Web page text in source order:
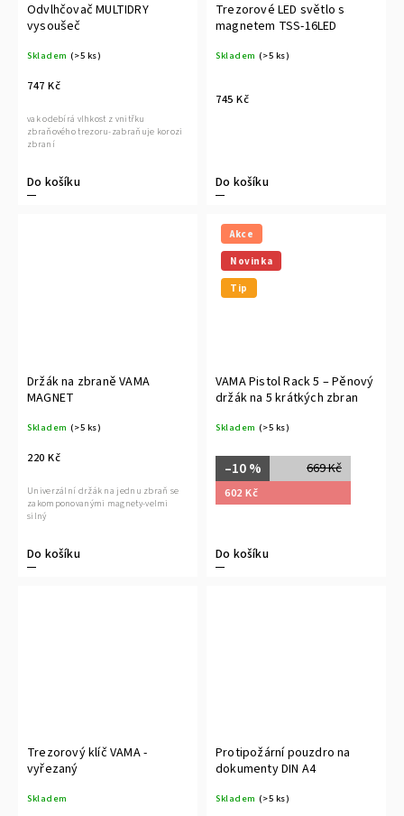
Odvlhčovač MULTIDRY
vysoušeč
Skladem (>5 ks)
747 Kč
Do košíku
vak odebírá vlhkost z vnitřku
zbraňového trezoru-zabraňuje korozi
zbraní
Trezorové LED světlo s
magnetem TSS-16LED
Skladem (>5 ks)
745 Kč
Do košíku
Držák na zbraně VAMA
MAGNET
Skladem (>5 ks)
220 Kč
Do košíku
Univerzální držák na jednu zbraň se
zakomponovanými magnety-velmi
silný
Akce
Novinka
Tip
VAMA Pistol Rack 5 – Pěnový
držák na 5 krátkých zbran
Skladem (>5 ks)
669 Kč
–10 %
602 Kč
Do košíku
Trezorový klíč VAMA -
vyřezaný
Skladem
Protipožární pouzdro na
dokumenty DIN A4
Skladem (>5 ks)